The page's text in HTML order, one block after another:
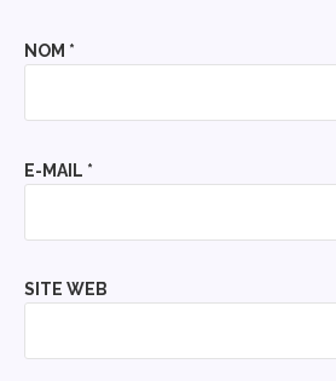
NOM *
E-MAIL *
SITE WEB